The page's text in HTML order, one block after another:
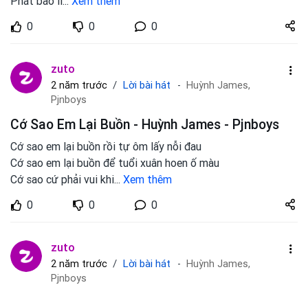
0
0 0
Share
zuto.vn
zuto
2 năm trước Lời bài hát
Huỳnh James,
Pjnboys
Cớ Sao Em Lại Buồn - Huỳnh James - Pjnboys
Cớ sao em lại buồn rồi tự ôm lấy nỗi đau
Cớ sao em lại buồn để tuổi xuân hoen ố màu
Cớ sao cứ phải vui khi... Xem thêm
0
0 0
Share
zuto.vn
zuto
2 năm trước Lời bài hát
Huỳnh James,
Pjnboys